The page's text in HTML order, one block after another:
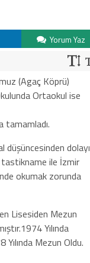
Yorum Yaz
(Agaç Köprü)
Ortaokul ise
tamamladı.
düşüncesinden dolayı
tastikname ile İzmir
okumak zorunda
Lisesiden Mezun
Yılında
Mezun Oldu.